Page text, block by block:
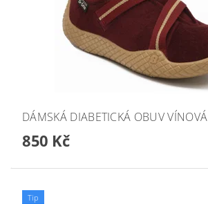
DÁMSKÁ DIABETICKÁ OBUV
850 Kč
Tip